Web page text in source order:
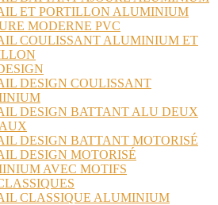
ET PORTILLON ALUMINIUM
MODERNE PVC
COULISSANT ALUMINIUM ET
DESIGN COULISSANT
DESIGN BATTANT ALU DEUX
DESIGN BATTANT MOTORISÉ
DESIGN MOTORISÉ
AVEC MOTIFS
CLASSIQUE ALUMINIUM